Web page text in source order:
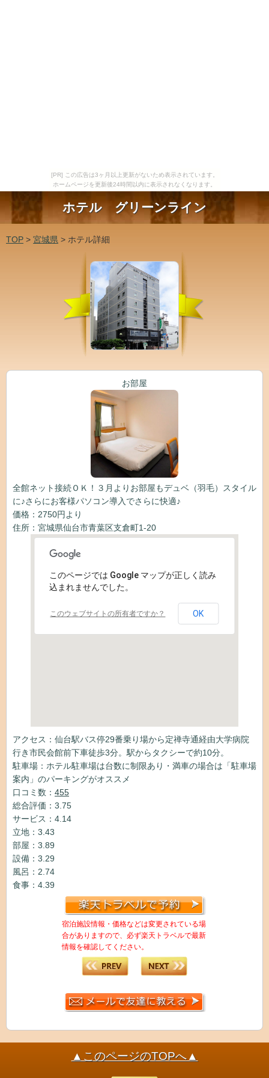
[PR] この広告は3ヶ月以上更新がないため表示されています。
ホームページを更新後24時間以内に表示されなくなります。
ホテル グリーンライン
TOP > 宮城県 > ホテル詳細
お部屋
全館ネット接続ＯＫ！３月よりお部屋もデュベ（羽毛）スタイル
に♪さらにお客様パソコン導入でさらに快適♪
価格：2750円より
住所：宮城県仙台市青葉区支倉町1-20
このページでは Google マップが正しく読み
込まれませんでした。
このウェブサイトの所有者ですか？ OK
アクセス：仙台駅バス停29番乗り場から定禅寺通経由大学病院
行き市民会館前下車徒歩3分。駅からタクシーで約10分。
駐車場：ホテル駐車場は台数に制限あり・満車の場合は「駐車場
案内」のパーキングがオススメ
口コミ数： 455
総合評価：3.75
サービス：4.14
立地：3.43
部屋：3.89
設備：3.29
風呂：2.74
食事：4.39
宿泊施設情報・価格などは変更されている場
合がありますので、必ず楽天トラベルで最新
情報を確認してください。
▲このページのTOPへ▲